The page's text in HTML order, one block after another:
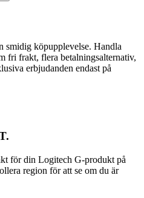
smidig köpupplevelse. Handla
fri frakt, flera betalningsalternativ,
erbjudanden endast på
för din Logitech G-produkt på
region för att se om du är